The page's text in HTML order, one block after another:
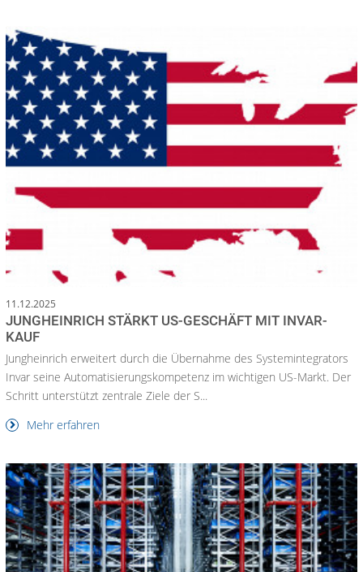
11.12.2025
JUNGHEINRICH STÄRKT US-GESCHÄFT MIT INVAR-
KAUF
Jungheinrich erweitert durch die Übernahme des Systemintegrators
Invar seine Automatisierungskompetenz im wichtigen US-Markt. Der
Schritt unterstützt zentrale Ziele der S...
Mehr erfahren